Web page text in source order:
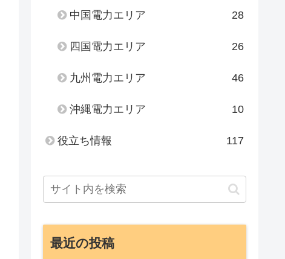
中国電力エリア 28
四国電力エリア 26
九州電力エリア 46
沖縄電力エリア 10
役立ち情報 117
最近の投稿